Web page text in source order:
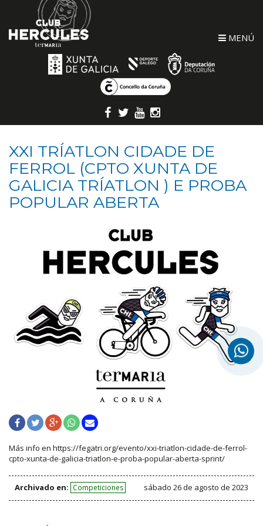
MENÚ
XXI TRÍATLON CIDADE DE
FERROL (CPTO XUNTA DE
GALICIA TRÍATLON ) E PROBA
POPULAR ABERTA
Más info en https://fegatri.org/evento/xxi-triatlon-cidade-de-ferrol-
cpto-xunta-de-galicia-triatlon-e-proba-popular-aberta-sprint/
Archivado en: Competiciones sábado 26 de agosto de 2023